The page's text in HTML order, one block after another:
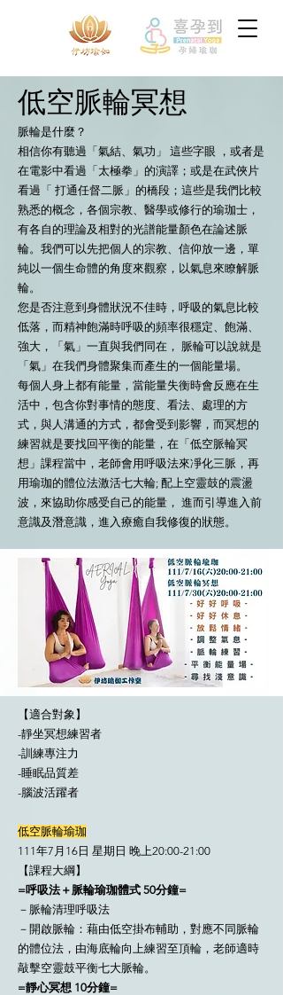
低空脈輪冥想
脈輪是什麼？
相信你有聽過「氣結、氣功」 這些字眼 ，或者是
在電影中看過「太極拳」的演譯；或是在武俠片
看過「 打通任督二脈」的橋段；這些是我們比較
熟悉的概念，各個宗教、醫學或修行的瑜珈士，
有各自的理論及相對的光譜能量顏色在論述脈
輪。我們可以先把個人的宗教、信仰放一邊，單
純以一個生命體的角度來觀察，以氣息來瞭解脈
輪。
您是否注意到身體狀況不佳時，呼吸的氣息比較
低落，而精神飽滿時呼吸的頻率很穩定、飽滿、
強大，「氣」一直與我們同在， 脈輪可以說就是
「氣」在我們身體聚集而產生的一個能量場。
每個人身上都有能量，當能量失衡時會反應在生
活中，包含你對事情的態度、看法、處理的方
式，與人溝通的方式，都會受到影響，而冥想的
練習就是要找回平衡的能量，在「低空脈輪冥
想」課程當中，老師會用呼吸法來凈化三脈，再
用瑜珈的體位法激活七大輪; 配上空靈鼓的震盪
波，來協助你感受自己的能量， 進而引導進入前
意識及潛意識，進入療癒自我修復的狀態。
【適合對象】
-靜坐冥想練習者
-訓練專注力
-睡眠品質差
-腦波活躍者
低空脈輪瑜珈
111年7月16日 星期日 晚上20:00-21:00
【課程大綱】
=呼吸法＋脈輪瑜珈體式 50分鐘=
－脈輪清理呼吸法
－開啟脈輪：藉由低空掛布輔助，對應不同脈輪
的體位法，由海底輪向上練習至頂輪，老師適時
敲擊空靈鼓平衡七大脈輪。
=靜心冥想 10分鐘=